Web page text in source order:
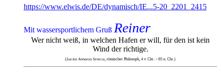
https://www.elwis.de/DE/dynamisch/IE...5-20_2201_2415
Mit wassersportlichem Gruß Reiner
Wer nicht weiß, in welchen Hafen er will, für den ist kein
Wind der richtige.
(Lucius Annaeus Seneca, römischer Philosoph, 4 v. Chr. – 65 n. Chr.)